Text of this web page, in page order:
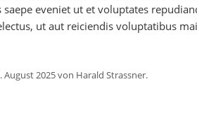
eveniet ut et voluptates
ut aut reiciendis voluptatibus
2025 von Harald Strassner.